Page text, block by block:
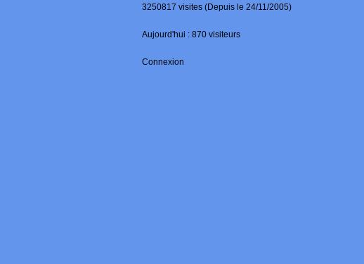
3250817 visites (Depuis le 24/11/2005)
Aujourd'hui : 870 visiteurs
Connexion